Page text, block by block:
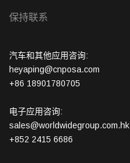
保持联系
汽车和其他应用咨询:
heyaping@cnposa.com
+86 18901780705
电子应用咨询:
sales@worldwidegroup.com.hk
+852 2415 6686